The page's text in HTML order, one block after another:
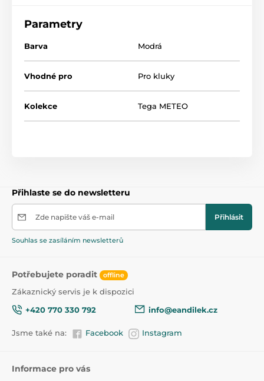
- Rozměry: cca 38x32 cm
- Zdobení neodstranitelnou grafikou pomocí moderní
technologie IML
- Vysoce kvalitní výrobek s certifikátem TÜV Rheinland
Parametry
Barva Modrá
Vhodné pro Pro kluky
Kolekce Tega METEO
Přihlaste se do newsletteru
Zde napište váš e-mail Přihlásit
Souhlas se zasíláním newsletterů
Potřebujete poradit offline
Zákaznický servis je k dispozici
+420 770 330 792
info@eandilek.cz
Jsme také na: Facebook Instagram
Informace pro vás